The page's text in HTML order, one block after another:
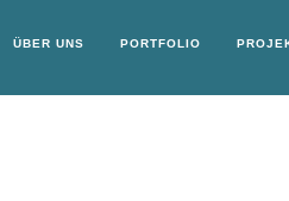
ÜBER UNS PORTFOLIO